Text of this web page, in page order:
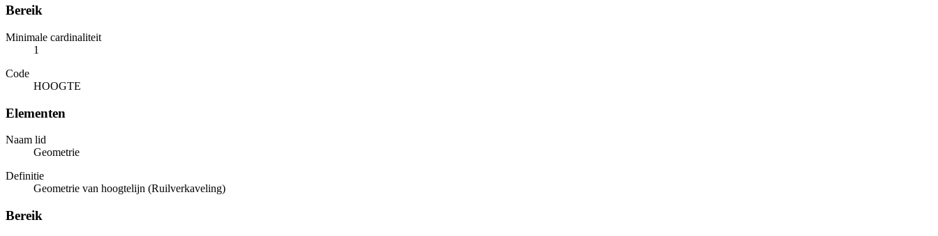
Bereik
Minimale cardinaliteit
1
Code
HOOGTE
Elementen
Naam lid
Geometrie
Definitie
Geometrie van hoogtelijn (Ruilverkaveling)
Bereik